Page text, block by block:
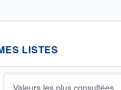
LISTES
Valeurs les plus consultées